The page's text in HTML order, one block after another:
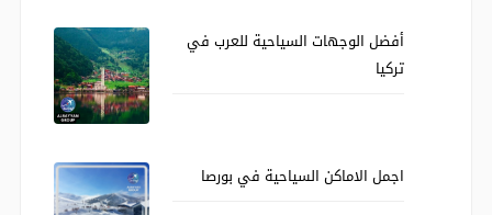
أفضل الوجهات السياحية للعرب في
تركيا
اجمل الاماكن السياحية في بورصا